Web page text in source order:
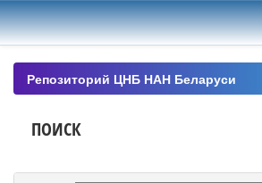
Skip
navigation
Репозиторий ЦНБ НАН Беларуси
ПОИСК